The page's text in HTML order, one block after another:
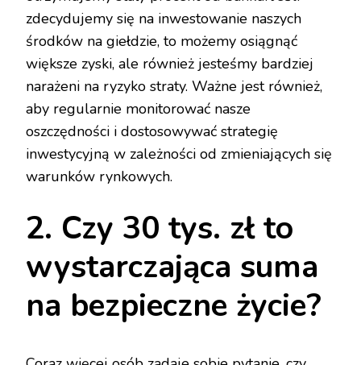
zdecydujemy się na inwestowanie naszych
środków na giełdzie, to możemy osiągnąć
większe zyski, ale również jesteśmy bardziej
narażeni na ryzyko straty. Ważne jest również,
aby regularnie monitorować nasze
oszczędności i dostosowywać strategię
inwestycyjną w zależności od zmieniających się
warunków rynkowych.
2. Czy 30 tys. zł to
wystarczająca suma
na bezpieczne życie?